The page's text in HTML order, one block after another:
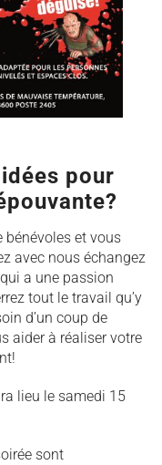
pour
bénévoles et vous
avec nous échangez
a une passion
tout le travail qu’y
d’un coup de
aider à réaliser votre
lieu le samedi 15
sont